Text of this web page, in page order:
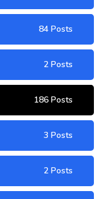
84 Posts
2 Posts
186 Posts
3 Posts
2 Posts